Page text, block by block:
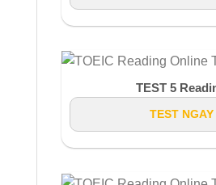
TEST 5
TEST NGAY